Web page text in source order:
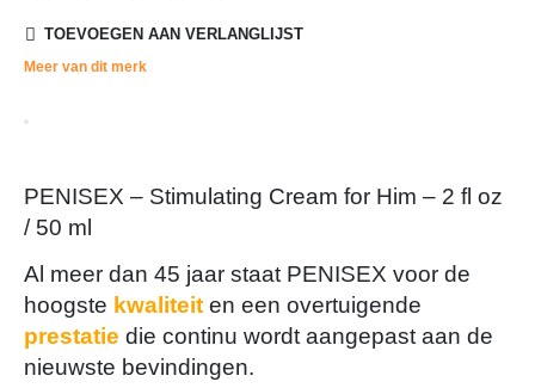
TOEVOEGEN AAN VERLANGLIJST
Meer van dit merk
PENISEX – Stimulating Cream for Him – 2 fl oz
/ 50 ml
Al meer dan 45 jaar staat PENISEX voor de
hoogste kwaliteit en een overtuigende
prestatie die continu wordt aangepast aan de
nieuwste bevindingen.